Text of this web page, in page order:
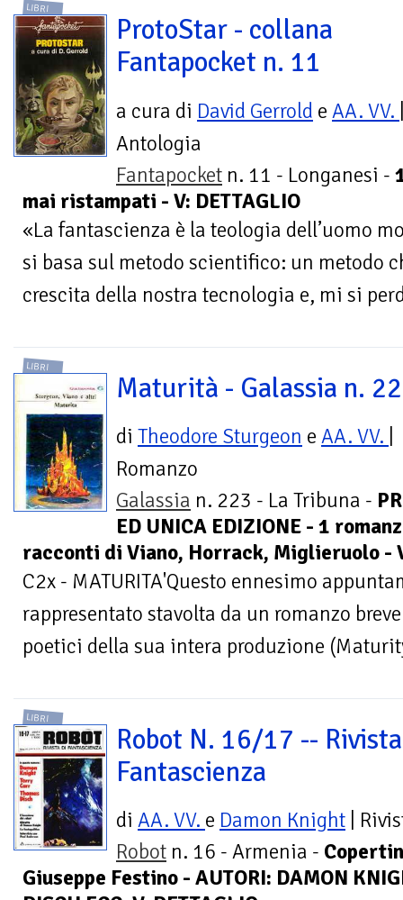
LIBRI
ProtoStar - collana
Fantapocket n. 11
a cura di David Gerrold e AA. VV.
Antologia
Fantapocket n. 11 - Longanesi -
mai ristampati - V: DETTAGLIO
«La fantascienza è la teologia dell’uomo
si basa sul metodo scientifico: un metodo
crescita della nostra tecnologia e, mi si
LIBRI
Maturità - Galassia n.
di Theodore Sturgeon e AA. VV.
Romanzo
Galassia n. 223 - La Tribuna -
ED UNICA EDIZIONE - 1
racconti di Viano, Horrack, Miglieruolo -
C2x - MATURITA'Questo ennesimo
rappresentato stavolta da un romanzo
poetici della sua intera produzione
LIBRI
Robot N. 16/17 --
Fantascienza
di AA. VV. e Damon Knight |
Robot n. 16 - Armenia -
Giuseppe Festino - AUTORI: DAMON